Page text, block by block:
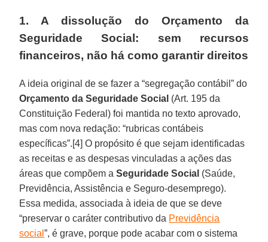
1. A dissolução do Orçamento da
Seguridade Social: sem recursos
financeiros, não há como garantir direitos
A ideia original de se fazer a “segregação contábil” do
Orçamento da Seguridade Social (Art. 195 da
Constituição Federal) foi mantida no texto aprovado,
mas com nova redação: “rubricas contábeis
específicas”.[4] O propósito é que sejam identificadas
as receitas e as despesas vinculadas a ações das
áreas que compõem aSeguridade Social (Saúde,
Previdência, Assistência e Seguro-desemprego).
Essa medida, associada à ideia de que se deve
“preservar o caráter contributivo da Previdência
social”, é grave, porque pode acabar com o sistema